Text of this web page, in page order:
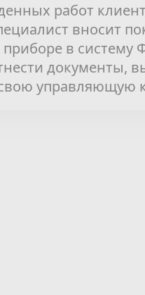
работ
вносит
в систему
документы,
управляющую